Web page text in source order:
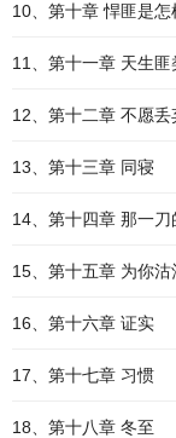
10、第十章 悍匪是怎
11、第十一章 天生匪
12、第十二章 不愿丢
13、第十三章 同寝
14、第十四章 那一刀
15、第十五章 为你沽
16、第十六章 证实
17、第十七章 习惯
18、第十八章 冬至